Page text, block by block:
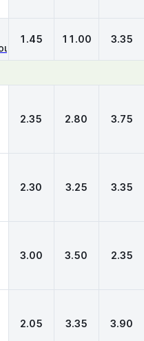
1.45 11.00 3.35
2.35 2.80 3.75
2.30 3.25 3.35
3.00 3.50 2.35
2.05 3.35 3.90